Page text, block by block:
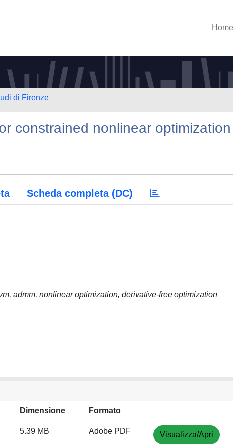
Home
di Firenze
constrained nonlinear optimization
Scheda completa (DC)
admm, nonlinear optimization, derivative-free optimization
Dimensione Formato
5.39 MB Adobe PDF Visualizza/Apri